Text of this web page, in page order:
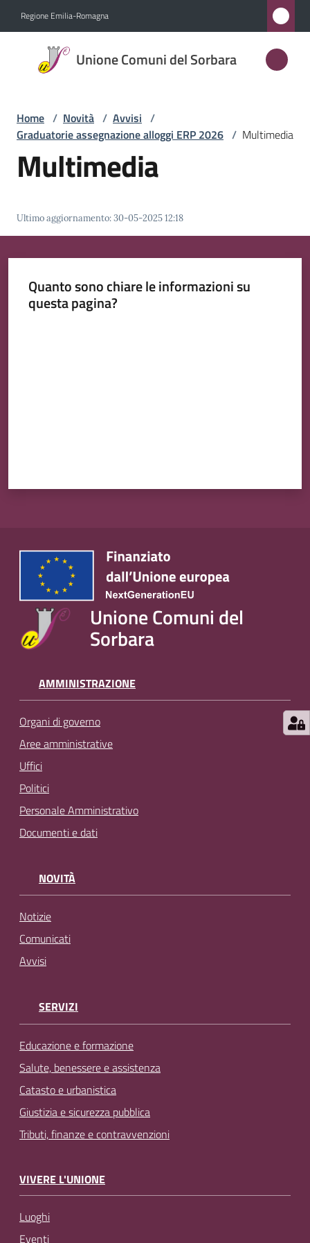
Regione Emilia-Romagna
Unione Comuni del Sorbara
Unione
Comuni
Sorbara
Amministrazione
Menu selezionato
Vivere
l'Unione
Home / Novità / Avvisi /
Graduatorie assegnazione alloggi ERP 2026 / Multimedia
Multimedia
Ultimo aggiornamento:30-05-2025 12:18
Quanto sono chiare le informazioni su
questa pagina?
Unione Comuni del
Sorbara
AMMINISTRAZIONE
Organi di governo
Aree amministrative
Uffici
Politici
Personale Amministrativo
Documenti e dati
NOVITÀ
Notizie
Comunicati
Avvisi
SERVIZI
Educazione e formazione
Salute, benessere e assistenza
Catasto e urbanistica
Giustizia e sicurezza pubblica
Tributi, finanze e contravvenzioni
VIVERE L'UNIONE
Luoghi
Eventi